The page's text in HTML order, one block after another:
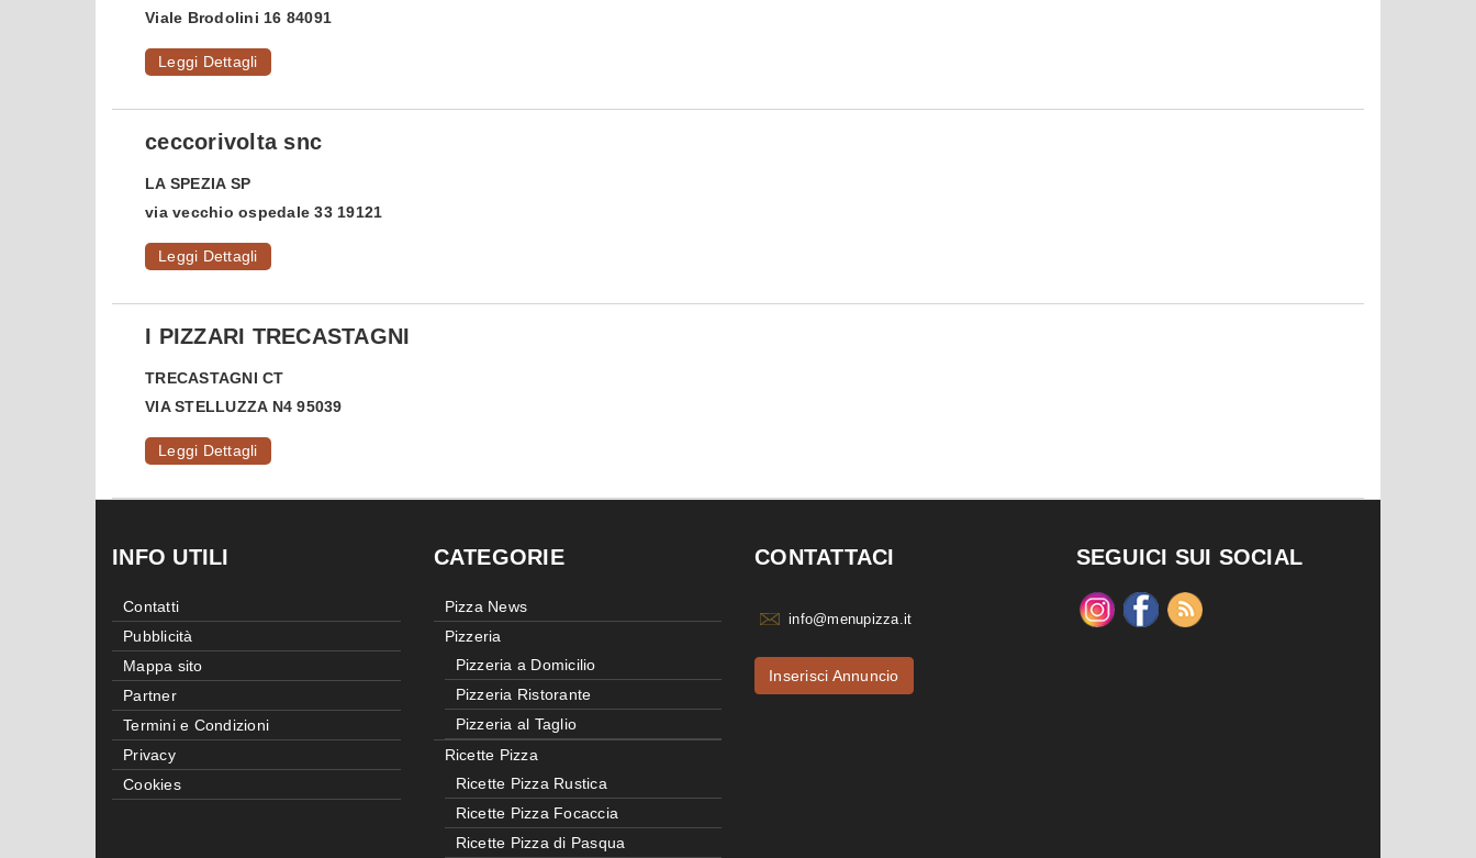
Viale Brodolini 16 84091
Leggi Dettagli
ceccorivolta snc
LA SPEZIA SP
via vecchio ospedale 33 19121
Leggi Dettagli
I PIZZARI TRECASTAGNI
TRECASTAGNI CT
VIA STELLUZZA N4 95039
Leggi Dettagli
INFO UTILI
Contatti
Pubblicità
Mappa sito
Partner
Termini e Condizioni
Privacy
Cookies
CATEGORIE
Pizza News
Pizzeria
Pizzeria a Domicilio
Pizzeria Ristorante
Pizzeria al Taglio
Ricette Pizza
Ricette Pizza Rustica
Ricette Pizza Focaccia
Ricette Pizza di Pasqua
CONTATTACI
info@menupizza.it
Inserisci Annuncio
SEGUICI SUI SOCIAL